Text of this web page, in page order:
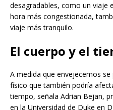
desagradables, como un viaje
hora más congestionada,
viaje más tranquilo.
El cuerpo y el
A medida que envejecemos
físico que también podría
tiempo, señala Adrian Bejan,
en la Universidad de Duke en